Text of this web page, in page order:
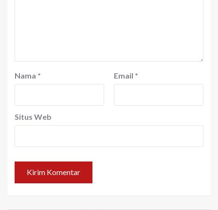
Nama * Email *
Situs Web